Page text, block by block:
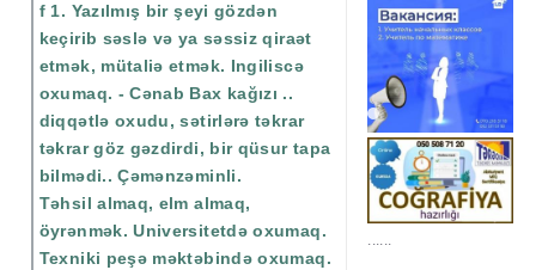
f 1. Yazılmış bir şeyi gözdən
keçirib səslə və ya səssiz qiraət
etmək, mütaliə etmək. Ingiliscə
oxumaq. - Cənab Bax kağızı ..
diqqətlə oxudu, sətirlərə təkrar
təkrar göz gəzdirdi, bir qüsur tapa
bilmədi.. Çəmənzəminli.
Təhsil almaq, elm almaq,
öyrənmək. Universitetdə oxumaq.
Texniki peşə məktəbində oxumaq.
......